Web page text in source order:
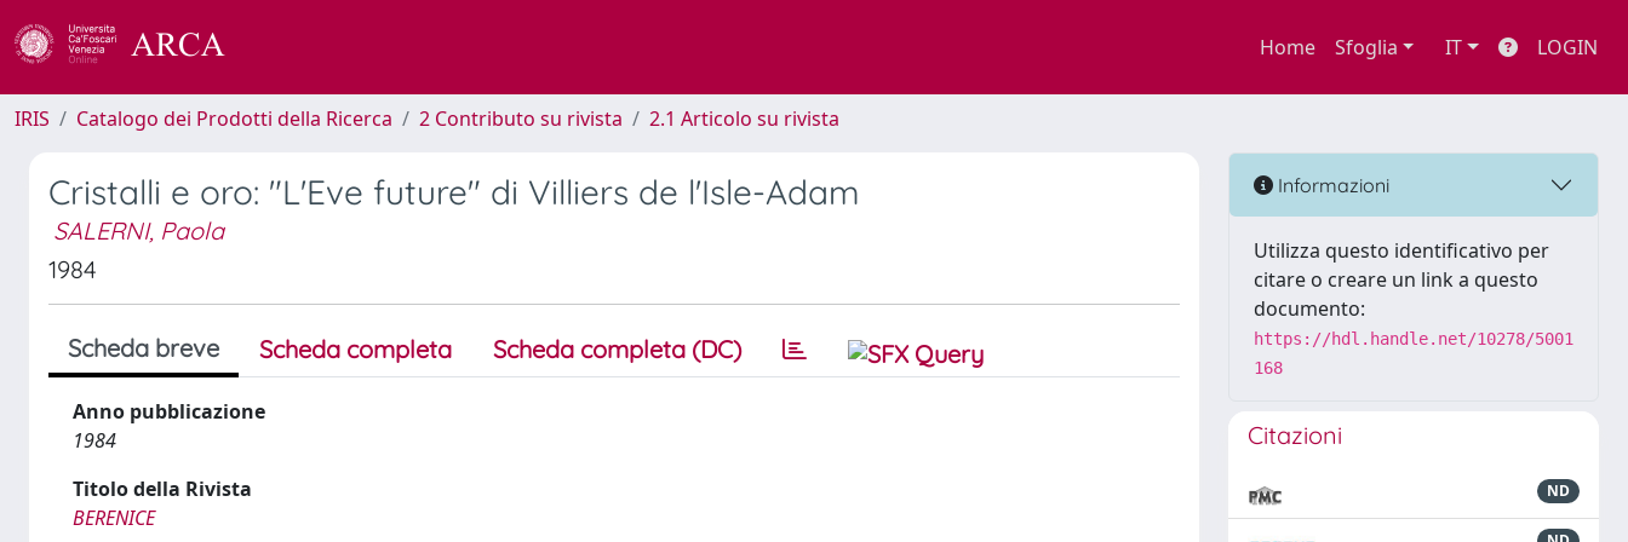
Home Sfoglia IT LOGIN
IRIS Catalogo dei Prodotti della Ricerca 2 Contributo su rivista 2.1 Articolo su rivista
Cristalli e oro: "L'Eve future" di Villiers de l'Isle-Adam
SALERNI, Paola
1984
Scheda breve Scheda completa Scheda completa (DC)
Anno pubblicazione
1984
Titolo della Rivista
BERENICE
Informazioni
Utilizza questo identificativo per
citare o creare un link a questo
documento:
https://hdl.handle.net/10278/5001
168
Citazioni
ND